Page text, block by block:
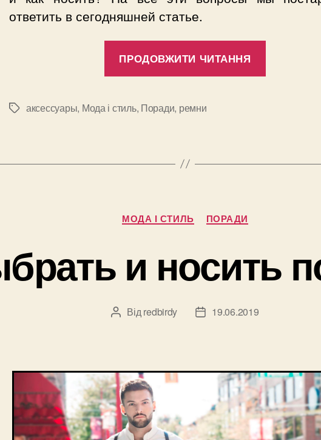
ответить в сегодняшней статье.
ПРОДОВЖИТИ ЧИТАННЯ
носить
Позначки
аксессуары, Мода і стиль, Поради, ремни
Категорії
МОДА І СТИЛЬ ПОРАДИ
и носить
Автор
Відredbirdy
Дата19.06.2019